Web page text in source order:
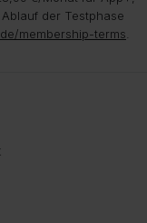
der Testphase
membership-terms